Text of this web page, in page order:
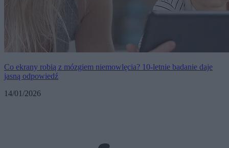
Co ekrany robią z mózgiem niemowlęcia? 10-letnie badanie daje
jasną odpowiedź
14/01/2026